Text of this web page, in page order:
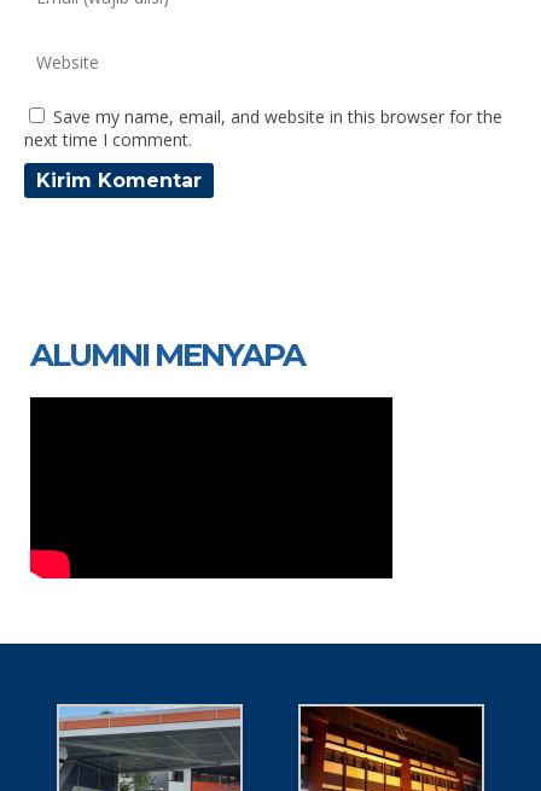
Save my name, email, and website in this browser for the
next time I comment.
ALUMNI MENYAPA